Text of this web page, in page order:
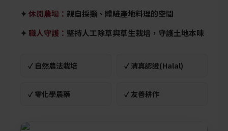
✦休閒農場： 親自採擷、體驗產地料理的空間
✦ 職人守護： 堅持人工除草與草生栽培，守護土地本味
✓ 自然農法栽培 ✓ 清真認證(Halal)
✓ 零化學農藥 ✓ 友善耕作